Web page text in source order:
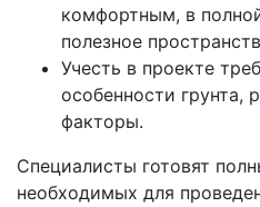
комфортным, в
полезное
Учесть в проекте
особенности грунта,
факторы.
Специалисты готовят
необходимых для